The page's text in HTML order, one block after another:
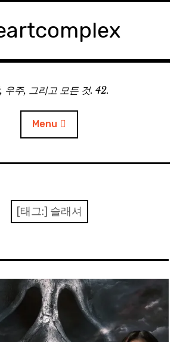
우주, 그리고 모든 것. 42.
Menu
Manager: Tactical Auto Battler
[태그:] 슬래셔